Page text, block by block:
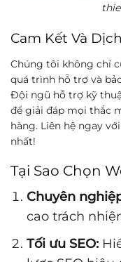
Cam Kết Và
Chúng tôi không chỉ
quá trình hỗ trợ và
Đội ngũ hỗ trợ kỹ
để giải đáp mọi thắc
hàng. Liên hệ ngay
nhất!
Tại Sao Chọn
Chuyên
cao trách
Tối ưu SEO: